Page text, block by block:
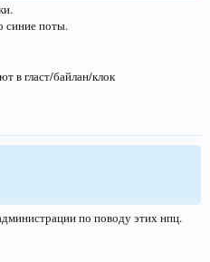
синие поты.
в гласт/байлан/клок
по поводу этих нпц.